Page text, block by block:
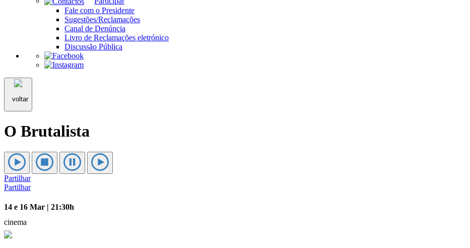
Fale com o Presidente
Sugestões/Reclamações
Canal de Denúncia
Livro de Reclamações eletrónico
Discussão Pública
voltar
O Brutalista
Partilhar
Partilhar
14 e 16 Mar | 21:30h
cinema